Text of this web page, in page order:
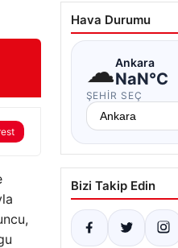
Hava Durumu
☁Ankara
NaN°C
ŞEHIR SEÇ
Bizi Takip Edin